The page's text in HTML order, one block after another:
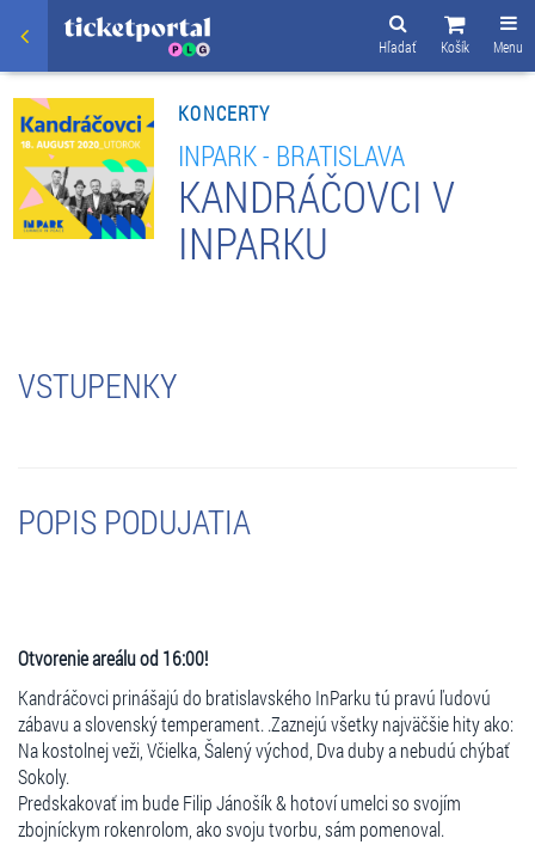
Menu
Košík
Hľadať
KONCERTY
INPARK - BRATISLAVA
KANDRÁČOVCI V
INPARKU
VSTUPENKY
POPIS PODUJATIA
Otvorenie areálu od 16:00!
Kandráčovciprinášajú do bratislavského InParku tú pravú ľudovú
zábavu a slovenský temperament. .Zaznejú všetky najväčšie hity ako:
Na kostolnej veži, Včielka, Šalený východ, Dva duby a nebudú chýbať
Sokoly.
Predskakovať im budeFilip Jánošík & hotoví umelciso svojím
zbojníckym rokenrolom, ako svoju tvorbu, sám pomenoval.